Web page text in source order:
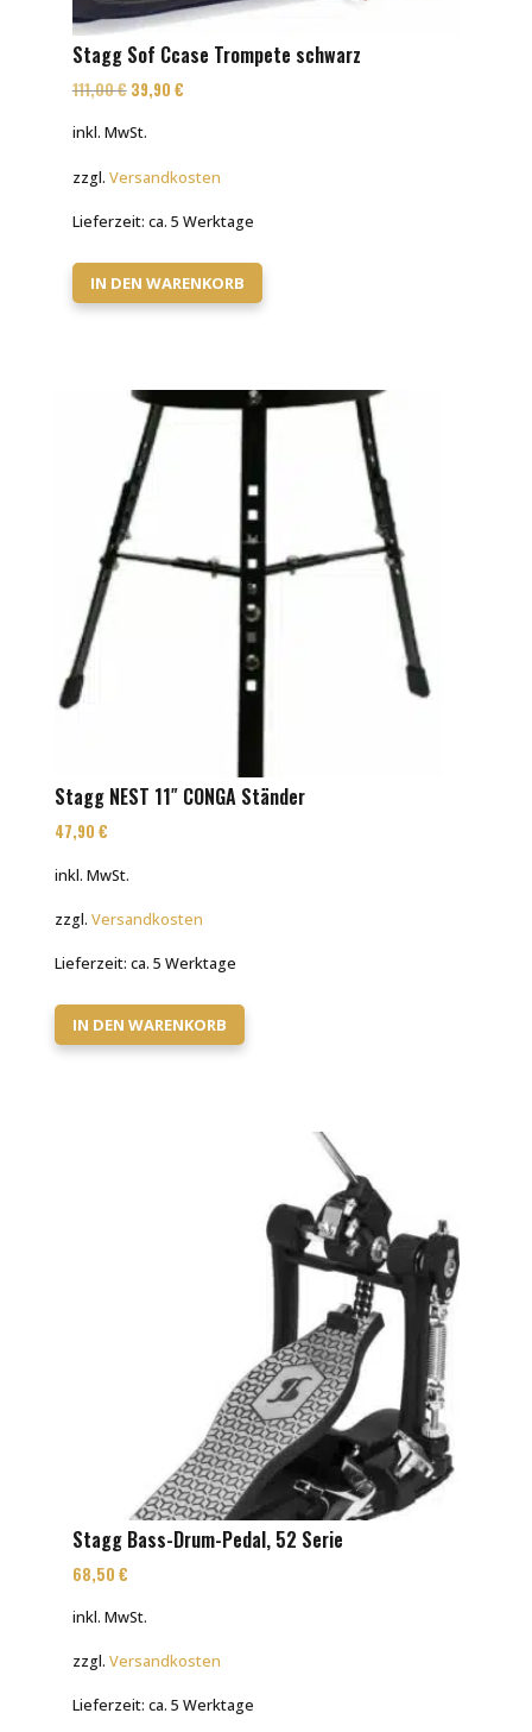
Stagg Sof Ccase Trompete schwarz
111,00€ Ursprünglicher
111,00 €
39,90 €Aktueller
39,90 €.
inkl. MwSt.
zzgl. Versandkosten
Lieferzeit: ca. 5 Werktage
IN DEN WARENKORB
Stagg NEST 11″ CONGA Ständer
47,90€
inkl. MwSt.
zzgl.Versandkosten
Lieferzeit:ca. 5 Werktage
IN DEN WARENKORB
Stagg Bass-Drum-Pedal, 52 Serie
68,50 €
inkl. MwSt.
zzgl. Versandkosten
Lieferzeit: ca. 5 Werktage